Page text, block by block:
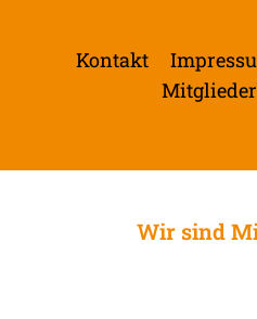
Kontakt
Wir sind